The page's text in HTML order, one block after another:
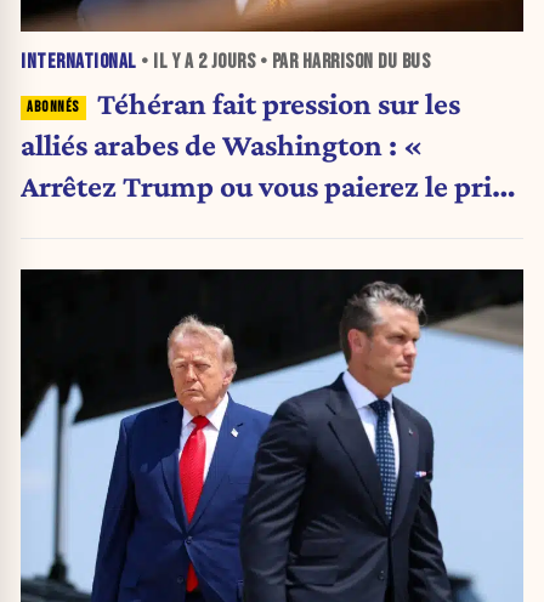
INTERNATIONAL • IL Y A 2 JOURS• PAR HARRISON DU BUS
Téhéran fait pression sur les
alliés arabes de Washington : «
Arrêtez Trump ou vous paierez le prix